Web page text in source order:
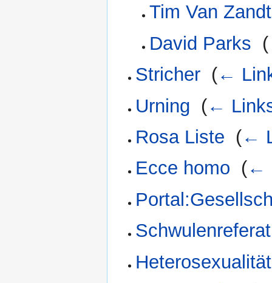
Tim Van Zandt
David Parks (
Stricher (←
Urning (←
Rosa Liste (←
Ecce homo (←
Schwulenreferat
Heterosexualität